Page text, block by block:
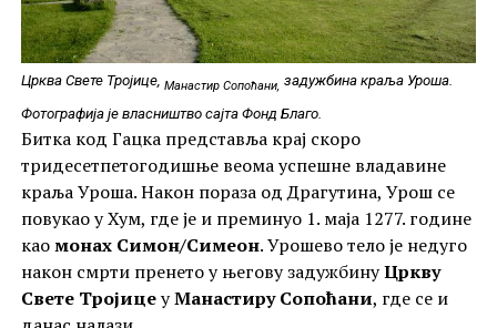
Црква Свете Тројице, Манастир Сопоћани, задужбина краља Уроша.
Фотографија је власништво сајта Фонд Благо.
Битка код Гацка представља крај скоро
тридесетпетогодишње веома успешне владавине
краља Уроша. Након пораза од Драгутина, Урош се
повукао у Хум, где је и преминуо 1. маја 1277. године
каомонах Симон/Симеон. Урошево тело је недуго
након смрти пренето у његову задужбинуЦркву
Свете ТројицеуМанастиру Сопоћани, где се и